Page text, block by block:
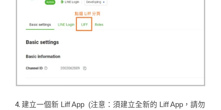
4. 建立一個新 Liff App (注意：須建立全新的 Liff App，請勿